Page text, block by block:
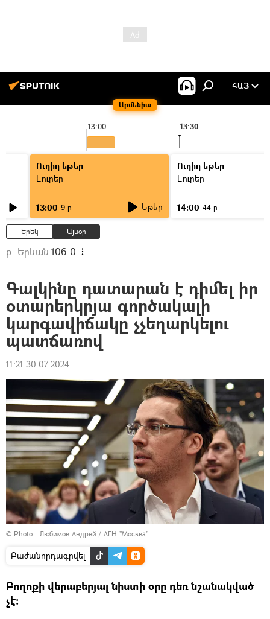
Արմենիա
ՀԱՅ
13:00 13:30
Ուղիղ եթեր
Լուրեր
13:00 9 ր Եթեր
Ուղիղ եթեր
Լուրեր
14:00 44 ր
Երեկ Այսօր
ք. Երևան 106.0
Գալկինը դատարան է դիմել իր
օտարերկրյա գործակալի
կարգավիճակը չչեղարկելու
պատճառով
11:21 30.07.2024
© Photo : Любимов Андрей / АГН "Москва"
Բաժանորդագրվել
Բողոքի վերաբերյալ նիստի օրը դեռ նշանակված
չէ։